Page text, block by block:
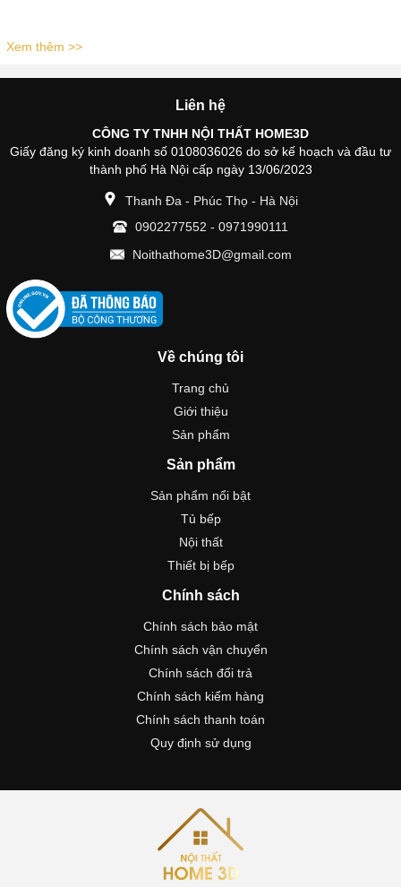
Xem thêm >>
Liên hệ
CÔNG TY TNHH NỘI THẤT HOME3D
Giấy đăng ký kinh doanh số 0108036026 do sở kế hoạch và đầu tư
thành phố Hà Nội cấp ngày 13/06/2023
Thanh Đa - Phúc Thọ - Hà Nội
0902277552 - 0971990111
Noithathome3D@gmail.com
Về chúng tôi
Trang chủ
Giới thiệu
Sản phẩm
Sản phẩm
Sản phẩm nổi bật
Tủ bếp
Nội thất
Thiết bị bếp
Chính sách
Chính sách bảo mật
Chính sách vận chuyển
Chính sách đổi trả
Chính sách kiểm hàng
Chính sách thanh toán
Quy định sử dụng